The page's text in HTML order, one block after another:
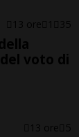
13 ore 1 35
voto di
13 ore 5